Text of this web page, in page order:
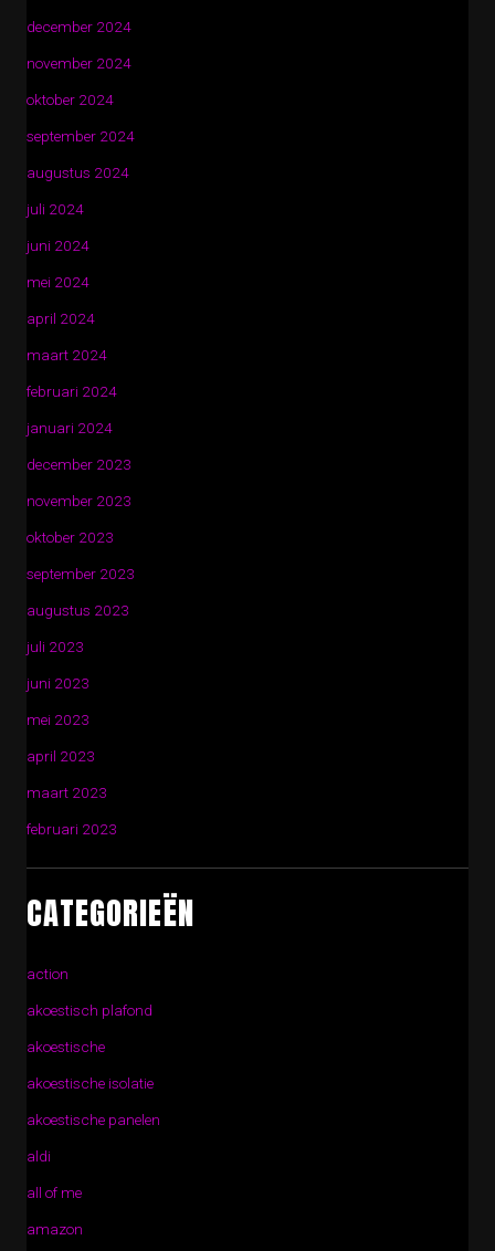
december 2024
november 2024
oktober 2024
september 2024
augustus 2024
juli 2024
juni 2024
mei 2024
april 2024
maart 2024
februari 2024
januari 2024
december 2023
november 2023
oktober 2023
september 2023
augustus 2023
juli 2023
juni 2023
mei 2023
april 2023
maart 2023
februari 2023
CATEGORIEËN
action
akoestisch plafond
akoestische
akoestische isolatie
akoestische panelen
aldi
all of me
amazon